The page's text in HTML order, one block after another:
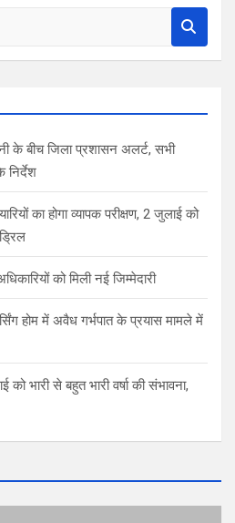
के बीच जिला प्रशासन अलर्ट, सभी
निर्देश
का होगा व्यापक परीक्षण, 2 जुलाई को
को मिली नई जिम्मेदारी
होम में अवैध गर्भपात के प्रयास मामले में
भारी से बहुत भारी वर्षा की संभावना,